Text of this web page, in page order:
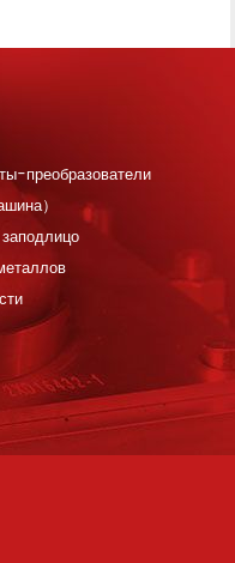
преобразователи
）